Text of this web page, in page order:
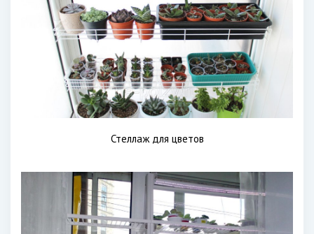
Стеллаж для цветов